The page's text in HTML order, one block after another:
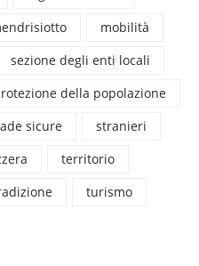
mobilità
sezione degli enti locali
della popolazione
sicure
stranieri
territorio
turismo